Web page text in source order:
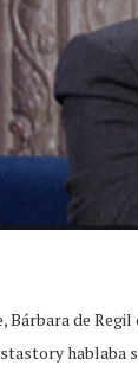
Bárbara de
hablaba